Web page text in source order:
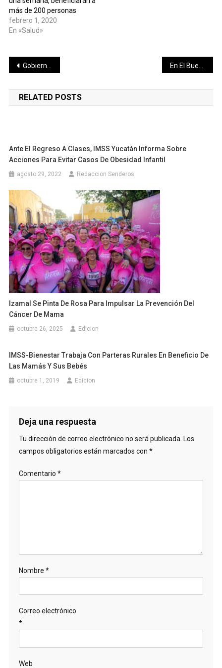
más de 200 personas
febrero 1, 2020
En «Salud»
Navegación
de
entradas
Gobierno de Yucatán se suma a El Buen Fin 2019
RELATED POSTS
Ante El Regreso A Clases, IMSS Yucatán Informa Sobre
Acciones Para Evitar Casos De Obesidad Infantil
agosto 29, 2022 Redaccion Senderos
Izamal Se Pinta De Rosa Para Impulsar La Prevención Del
Cáncer De Mama
octubre 26, 2025 Edicion
IMSS-Bienestar Trabaja Con Parteras Rurales En Beneficio De
Las Mamás Y Sus Bebés
octubre 1, 2019 Edicion
Deja una respuesta
Tu dirección de correo electrónico no será publicada. Los
campos obligatorios están marcados con *
Comentario *
Nombre *
Correo electrónico
*
Web